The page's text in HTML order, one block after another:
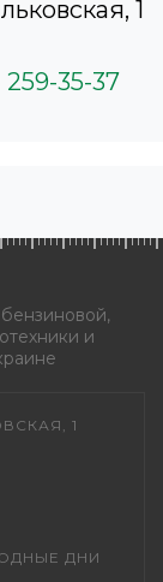
1
259-35-37
и
1
ДНИ